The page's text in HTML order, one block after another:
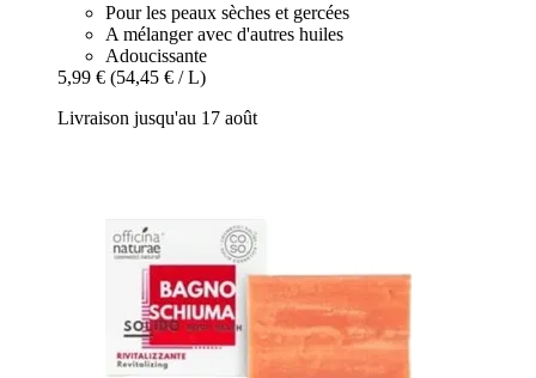
Pour les peaux sèches et gercées
A mélanger avec d'autres huiles
Adoucissante
5,99 € (54,45 € / L)
Livraison jusqu'au 17 août